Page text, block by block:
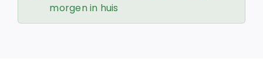
morgen in huis